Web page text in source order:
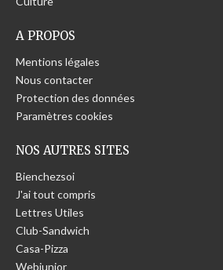
A PROPOS
Mentions légales
Nous contacter
Protection des données
Paramètres cookies
NOS AUTRES SITES
Bienchezsoi
J'ai tout compris
Lettres Utiles
Club-Sandwich
Casa-Pizza
Webjunior